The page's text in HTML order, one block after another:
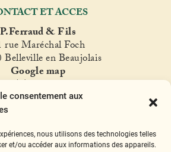
consentement aux
nous utilisons des technologies telles
et/ou accéder aux informations des appareils.
ET ACCES
P.Ferraud & Fils
rue Maréchal Foch
en Beaujolais
Google map
74 06 47 60
raud@ferraud.com